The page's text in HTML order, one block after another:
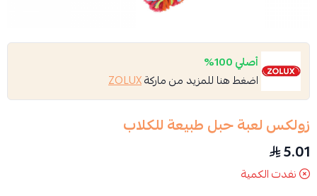
أصلي 100%
اضغط هنا للمزيد من ماركةZOLUX
زولكس لعبة حبل طبيعة للكلاب
5.01
نفدت الكمية